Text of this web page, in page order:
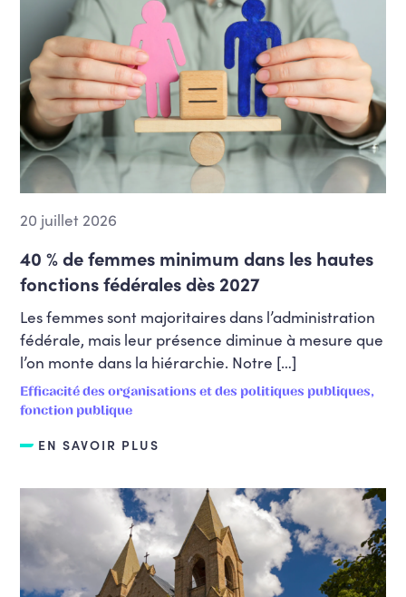
20 juillet 2026
40 % de femmes minimum dans les hautes
fonctions fédérales dès 2027
Les femmes sont majoritaires dans l’administration
fédérale, mais leur présence diminue à mesure que
l’on monte dans la hiérarchie. Notre […]
Efficacité des organisations et des politiques publiques,
fonction publique
EN SAVOIR PLUS